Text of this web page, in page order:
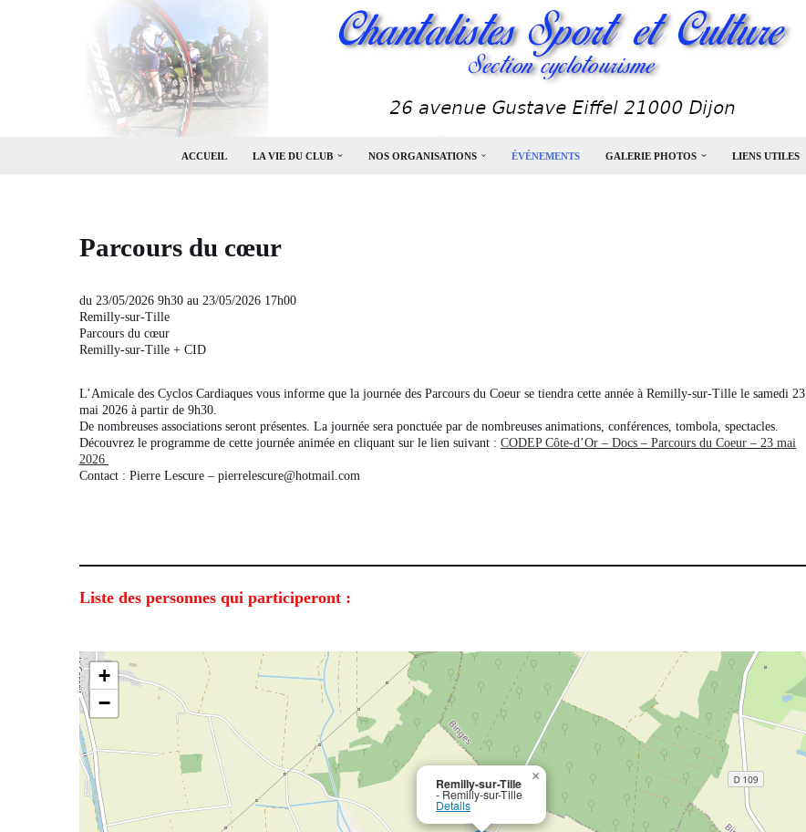
ACCUEIL LA VIE DU CLUB NOS ORGANISATIONS ÉVÉNEMENTS GALERIE PHOTOS LIENS UTILES
Parcours du cœur
du 23/05/2026 9h30 au 23/05/2026 17h00
Remilly-sur-Tille
Parcours du cœur
Remilly-sur-Tille + CID
L’Amicale des Cyclos Cardiaques vous informe que la journée des Parcours du Coeur se tiendra cette année à Remilly-sur-Tille le samedi 23
mai 2026 à partir de 9h30.
De nombreuses associations seront présentes. La journée sera ponctuée par de nombreuses animations, conférences, tombola, spectacles.
Découvrez le programme de cette journée animée en cliquant sur le lien suivant : CODEP Côte-d’Or – Docs – Parcours du Coeur – 23 mai
2026
Contact : Pierre Lescure – pierrelescure@hotmail.com
Liste des personnes qui participeront :
Remilly-sur-Tille
- Remilly-sur-Tille
Details
×
+
−